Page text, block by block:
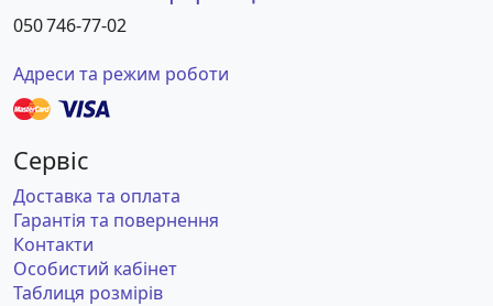
050 746-77-02
Адреси та режим роботи
Сервіс
Доставка та оплата
Гарантія та повернення
Контакти
Особистий кабінет
Таблиця розмірів